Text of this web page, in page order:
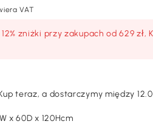
VAT
zniżki przy zakupach od 629 zł,
teraz, a dostarczymy między
x 60D x 120Hcm